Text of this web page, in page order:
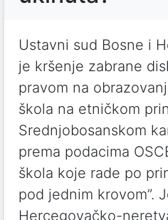
Ustavni sud Bosne i
je kršenje zabrane
pravom na
škola na etničkom
Srednjobosanskom
prema podacima
škola koje rade po
pod jednim krovom”.
Hercegovačko-